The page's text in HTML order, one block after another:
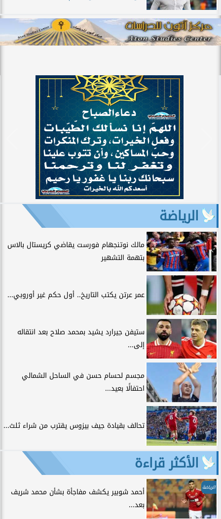
الرياضة
مالك نوتنجهام فورست يقاضي كريستال بالاس
بتهمة التشهير
عمر عرتن يكتب التاريخ.. أول حكم غير أوروبي...
ستيفن جيرارد يشيد بمحمد صلاح بعد انتقاله
إلى...
مجسم لحسام حسن في الساحل الشمالي
احتفالًا بعيد...
تحالف بقيادة جيف بيزوس يقترب من شراء ثلث...
الأكثر قراءة
الرياضة
أحمد شوبير يكشف مفاجأة بشأن محمد شريف
بعد...